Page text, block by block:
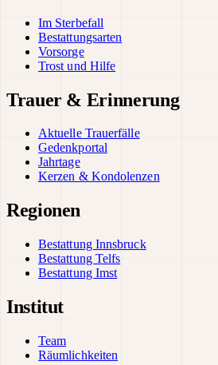
Im Sterbefall
Bestattungsarten
Vorsorge
Trost und Hilfe
Trauer & Erinnerung
Aktuelle Trauerfälle
Gedenkportal
Jahrtage
Kerzen & Kondolenzen
Regionen
Bestattung Innsbruck
Bestattung Telfs
Bestattung Imst
Institut
Team
Räumlichkeiten